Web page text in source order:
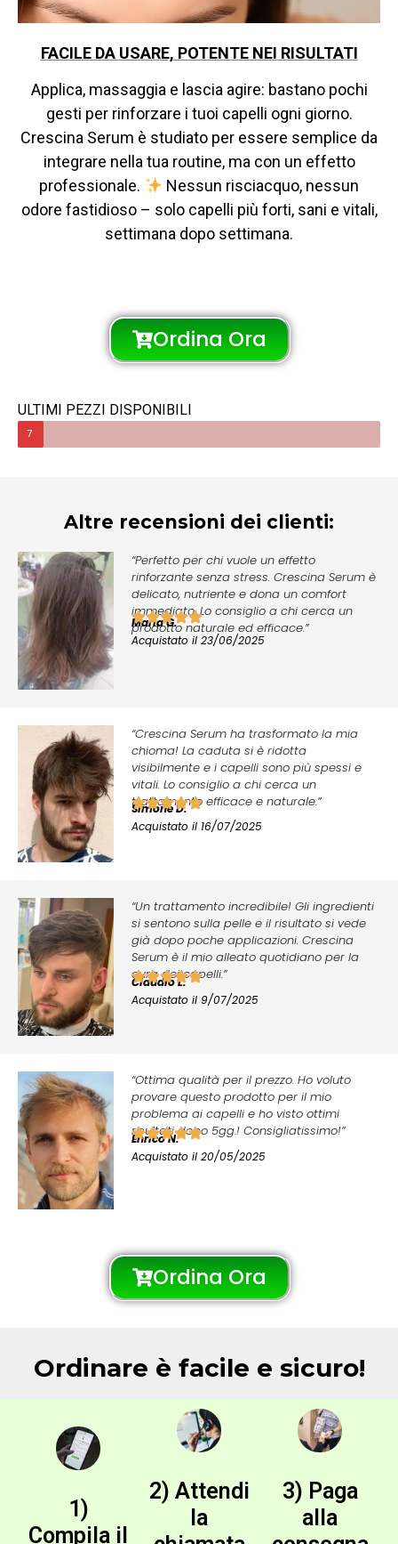
FACILE DA USARE, POTENTE NEI RISULTATI
Applica, massaggia e lascia agire: bastano pochi
gesti per rinforzare i tuoi capelli ogni giorno.
Crescina Serum è studiato per essere semplice da
integrare nella tua routine, ma con un effetto
professionale.
Nessun risciacquo, nessun
odore fastidioso – solo capelli più forti, sani e vitali,
settimana dopo settimana.
Ordina Ora
ULTIMI PEZZI DISPONIBILI
7
Altre recensioni dei clienti:
“Perfetto per chi vuole un effetto
rinforzante senza stress. Crescina Serum è
delicato, nutriente e dona un comfort
immediato. Lo consiglio a chi cerca un
prodotto naturale ed efficace.”
Maria G.
Acquistato il 23/06/2025
“Crescina Serum ha trasformato la mia
chioma! La caduta si è ridotta
visibilmente e i capelli sono più spessi e
vitali. Lo consiglio a chi cerca un
trattamento efficace e naturale.”
Simone D.
Acquistato il 16/07/2025
“Un trattamento incredibile! Gli ingredienti
si sentono sulla pelle e il risultato si vede
già dopo poche applicazioni. Crescina
Serum è il mio alleato quotidiano per la
cura dei capelli.”
Claudio L.
Acquistato il 9/07/2025
“Ottima qualità per il prezzo. Ho voluto
provare questo prodotto per il mio
problema ai capelli e ho visto ottimi
risultati dopo 5gg.! Consigliatissimo!”
Enrico N.
Acquistato il 20/05/2025
Ordina Ora
Ordinare è facile e sicuro!
1)
Compila il
2) Attendi
la
3) Paga
alla